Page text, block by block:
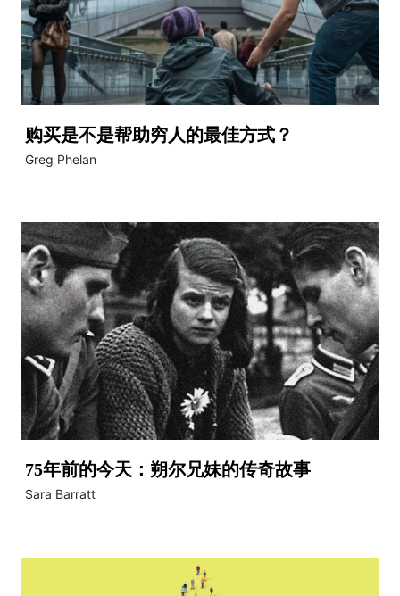
购买是不是帮助穷人的最佳方式？
Greg Phelan
75年前的今天：朔尔兄妹的传奇故事
Sara Barratt